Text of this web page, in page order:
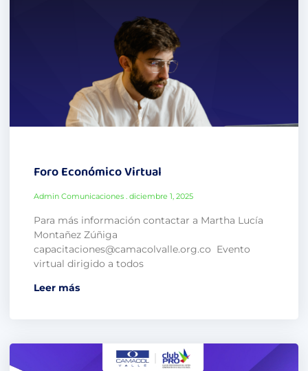
Foro Económico Virtual
Admin Comunicaciones diciembre 1, 2025
Para más información contactar a Martha Lucía
Montañez Zúñiga
capacitaciones@camacolvalle.org.co Evento
virtual dirigido a todos
Leer más